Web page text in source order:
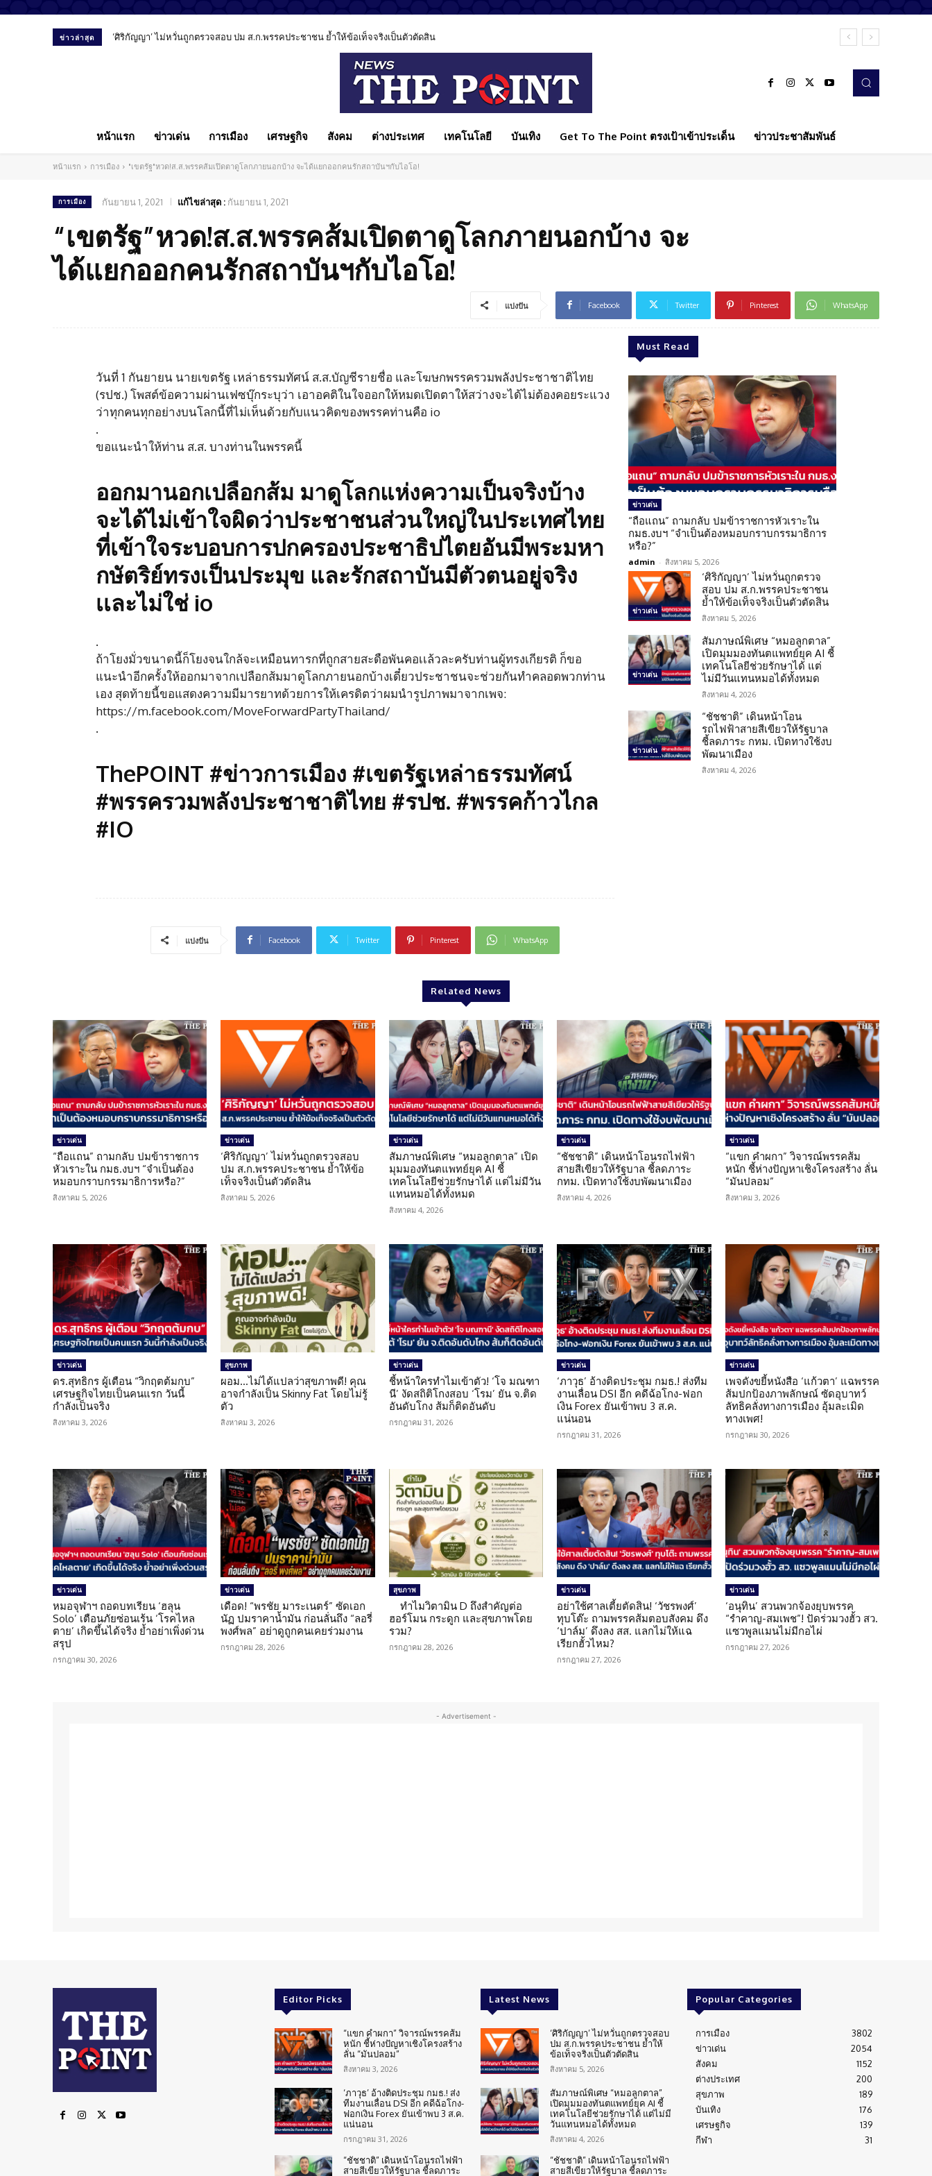
ข่าวล่าสุด ‘ศิริกัญญา’ ไม่หวั่นถูกตรวจสอบ ปม ส.ก.พรรคประชาชน ย้ำให้ข้อเท็จจริงเป็นตัวตัดสิน
หน้าแรก ข่าวเด่น การเมือง เศรษฐกิจ สังคม ต่างประเทศ เทคโนโลยี บันเทิง Get To The Point ตรงเป้าเข้าประเด็น ข่าวประชาสัมพันธ์
หน้าแรก การเมือง "เขตรัฐ"หวด!ส.ส.พรรคส้มเปิดตาดูโลกภายนอกบ้าง จะได้แยกออกคนรักสถาบันฯกับไอโอ!
การเมือง กันยายน 1, 2021 แก้ไขล่าสุด : กันยายน 1, 2021
“เขตรัฐ”หวด!ส.ส.พรรคส้มเปิดตาดูโลกภายนอกบ้าง จะ
ได้แยกออกคนรักสถาบันฯกับไอโอ!
แบ่งปัน Facebook Twitter Pinterest WhatsApp
วันที่ 1 กันยายน นายเขตรัฐ เหล่าธรรมทัศน์ ส.ส.บัญชีรายชื่อ และโฆษกพรรครวมพลังประชาชาติไทย
(รปช.) โพสต์ข้อความผ่านเฟซบุ๊กระบุว่า เอาอคติในใจออกให้หมดเปิดตาให้สว่างจะได้ไม่ต้องคอยระแวง
ว่าทุกคนทุกอย่างบนโลกนี้ที่ไม่เห็นด้วยกับแนวคิดของพรรคท่านคือ io
.
ขอแนะนำให้ท่าน ส.ส. บางท่านในพรรคนี้
ออกมานอกเปลือกส้ม มาดูโลกแห่งความเป็นจริงบ้าง
จะได้ไม่เข้าใจผิดว่าประชาชนส่วนใหญ่ในประเทศไทย
ที่เข้าใจระบอบการปกครองประชาธิปไตยอันมีพระมหา
กษัตริย์ทรงเป็นประมุข และรักสถาบันมีตัวตนอยู่จริง
เเละไม่ใช่ io
.
ถ้าโยงมั่วขนาดนี้ก็โยงจนใกล้จะเหมือนทารกที่ถูกสายสะดือพันคอเเล้วละครับท่านผู้ทรงเกียรติ ก็ขอ
แนะนำอีกครั้งให้ออกมาจากเปลือกส้มมาดูโลกภายนอกบ้างเดี๋ยวประชาชนจะช่วยกันทำคลอดพวกท่าน
เอง สุดท้ายนี้ขอแสดงความมีมารยาทด้วยการให้เครดิตว่าผมนำรูปภาพมาจากเพจ:
https://m.facebook.com/MoveForwardPartyThailand/
.
ThePOINT #ข่าวการเมือง #เขตรัฐเหล่าธรรมทัศน์
#พรรครวมพลังประชาชาติไทย #รปช. #พรรคก้าวไกล
#IO
แบ่งปัน Facebook Twitter Pinterest WhatsApp
Must Read
ข่าวเด่น
“ถือแถน” ถามกลับ ปมข้าราชการหัวเราะใน
กมธ.งบฯ “จำเป็นต้องหมอบกราบกรรมาธิการ
หรือ?”
admin - สิงหาคม 5, 2026
ข่าวเด่น
‘ศิริกัญญา’ ไม่หวั่นถูกตรวจ
สอบ ปม ส.ก.พรรคประชาชน
ย้ำให้ข้อเท็จจริงเป็นตัวตัดสิน
สิงหาคม 5, 2026
ข่าวเด่น
สัมภาษณ์พิเศษ “หมอลูกตาล”
เปิดมุมมองทันตแพทย์ยุค AI ชี้
เทคโนโลยีช่วยรักษาได้ แต่
ไม่มีวันแทนหมอได้ทั้งหมด
สิงหาคม 4, 2026
ข่าวเด่น
“ชัชชาติ” เดินหน้าโอน
รถไฟฟ้าสายสีเขียวให้รัฐบาล
ชี้ลดภาระ กทม. เปิดทางใช้งบ
พัฒนาเมือง
สิงหาคม 4, 2026
Related News
ข่าวเด่น
“ถือแถน” ถามกลับ ปมข้าราชการ
หัวเราะใน กมธ.งบฯ “จำเป็นต้อง
หมอบกราบกรรมาธิการหรือ?”
สิงหาคม 5, 2026
ข่าวเด่น
‘ศิริกัญญา’ ไม่หวั่นถูกตรวจสอบ
ปม ส.ก.พรรคประชาชน ย้ำให้ข้อ
เท็จจริงเป็นตัวตัดสิน
สิงหาคม 5, 2026
ข่าวเด่น
สัมภาษณ์พิเศษ “หมอลูกตาล” เปิด
มุมมองทันตแพทย์ยุค AI ชี้
เทคโนโลยีช่วยรักษาได้ แต่ไม่มีวัน
แทนหมอได้ทั้งหมด
สิงหาคม 4, 2026
ข่าวเด่น
“ชัชชาติ” เดินหน้าโอนรถไฟฟ้า
สายสีเขียวให้รัฐบาล ชี้ลดภาระ
กทม. เปิดทางใช้งบพัฒนาเมือง
สิงหาคม 4, 2026
ข่าวเด่น
“แขก คำผกา” วิจารณ์พรรคส้ม
หนัก ชี้ห่างปัญหาเชิงโครงสร้าง ลั่น
“มันปลอม”
สิงหาคม 3, 2026
ข่าวเด่น
ดร.สุทธิกร ผู้เตือน “วิกฤตต้มกบ”
เศรษฐกิจไทยเป็นคนแรก วันนี้
กำลังเป็นจริง
สิงหาคม 3, 2026
สุขภาพ
ผอม…ไม่ได้แปลว่าสุขภาพดี! คุณ
อาจกำลังเป็น Skinny Fat โดยไม่รู้
ตัว
สิงหาคม 3, 2026
ข่าวเด่น
ชี้หน้าใครทำไมเข้าตัว! ‘โจ มณฑา
นี’ งัดสถิติโกงสอบ ‘โรม’ ยัน จ.ติด
อันดับโกง ส้มก็ติดอันดับ
กรกฎาคม 31, 2026
ข่าวเด่น
‘ภาวุธ’ อ้างติดประชุม กมธ.! ส่งทีม
งานเลื่อน DSI อีก คดีฉ้อโกง-ฟอก
เงิน Forex ยันเข้าพบ 3 ส.ค.
แน่นอน
กรกฎาคม 31, 2026
ข่าวเด่น
เพจดังขยี้หนังสือ ‘แก้วตา’ แฉพรรค
ส้มปกป้องภาพลักษณ์ ซัดอุบาทว์
ลัทธิคลั่งทางการเมือง อุ้มละเมิด
ทางเพศ!
กรกฎาคม 30, 2026
ข่าวเด่น
หมอจุฬาฯ ถอดบทเรียน ‘ฮลุน
Solo’ เตือนภัยซ่อนเร้น ‘โรคไหล
ตาย’ เกิดขึ้นได้จริง ย้ำอย่าเพิ่งด่วน
สรุป
กรกฎาคม 30, 2026
ข่าวเด่น
เดือด! “พรชัย มาระเนตร์” ซัดเอก
นัฏ ปมราคาน้ำมัน ก่อนลั่นถึง “ลอรี่
พงศ์พล” อย่าดูถูกคนเคยร่วมงาน
กรกฎาคม 28, 2026
สุขภาพ
ทำไมวิตามิน D ถึงสำคัญต่อ
ฮอร์โมน กระดูก และสุขภาพโดย
รวม?
กรกฎาคม 28, 2026
ข่าวเด่น
อย่าใช้ศาลเตี้ยตัดสิน! ‘วัชรพงศ์’
ทุบโต๊ะ ถามพรรคส้มตอบสังคม ดึง
‘ปาล์ม’ ดึงลง สส. แลกไม่ให้แฉ
เรียกฮั้วไหม?
กรกฎาคม 27, 2026
ข่าวเด่น
‘อนุทิน’ สวนพวกจ้องยุบพรรค
“รำคาญ-สมเพช”! ปัดร่วมวงฮั้ว สว.
แซวพูลแมนไม่มีกอไผ่
กรกฎาคม 27, 2026
- Advertisement -
Editor Picks
“แขก คำผกา” วิจารณ์พรรคส้ม
หนัก ชี้ห่างปัญหาเชิงโครงสร้าง
ลั่น “มันปลอม”
สิงหาคม 3, 2026
‘ภาวุธ’ อ้างติดประชุม กมธ.! ส่ง
ทีมงานเลื่อน DSI อีก คดีฉ้อโกง-
ฟอกเงิน Forex ยันเข้าพบ 3 ส.ค.
แน่นอน
กรกฎาคม 31, 2026
“ชัชชาติ” เดินหน้าโอนรถไฟฟ้า
สายสีเขียวให้รัฐบาล ชี้ลดภาระ
Latest News
‘ศิริกัญญา’ ไม่หวั่นถูกตรวจสอบ
ปม ส.ก.พรรคประชาชน ย้ำให้
ข้อเท็จจริงเป็นตัวตัดสิน
สิงหาคม 5, 2026
สัมภาษณ์พิเศษ “หมอลูกตาล”
เปิดมุมมองทันตแพทย์ยุค AI ชี้
เทคโนโลยีช่วยรักษาได้ แต่ไม่มี
วันแทนหมอได้ทั้งหมด
สิงหาคม 4, 2026
“ชัชชาติ” เดินหน้าโอนรถไฟฟ้า
สายสีเขียวให้รัฐบาล ชี้ลดภาระ
Popular Categories
การเมือง
3802
ข่าวเด่น
2054
สังคม
1152
ต่างประเทศ
200
สุขภาพ
189
บันเทิง
176
เศรษฐกิจ
139
กีฬา
31